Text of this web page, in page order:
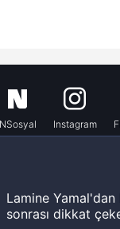
NSosyal Instagram
Lamine Yamal'dan
sonrası dikkat